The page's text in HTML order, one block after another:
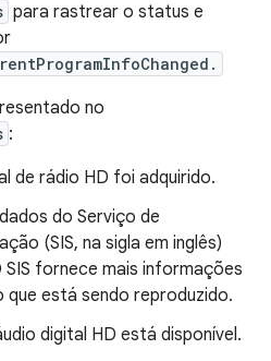
para rastrear o status e
no
:
de rádio HD foi adquirido.
do Serviço de
(SIS, na sigla em inglês)
SIS fornece mais informações
está sendo reproduzido.
digital HD está disponível.